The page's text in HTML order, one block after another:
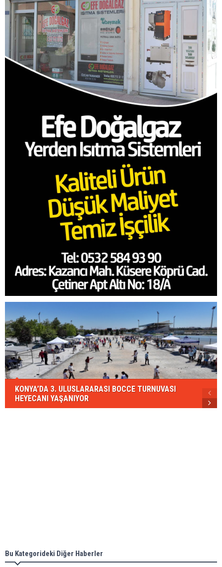
KONYA’DA 3. ULUSLARARASI BOCCE TURNUVASI
HEYECANI YAŞANIYOR
Bu Kategorideki Diğer Haberler